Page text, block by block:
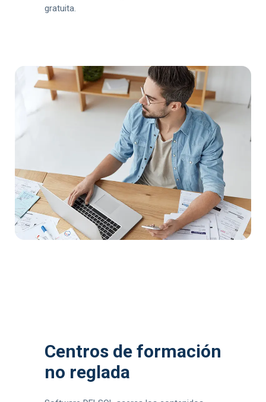
gratuita.
Centros de formación
no reglada